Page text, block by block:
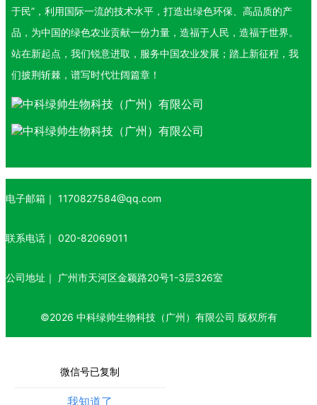
于民”，利用国际一流的技术水平，打造出绿色环保、高品质的产
品，为中国的绿色农业贡献一份力量，造福于人民，造福于世界。
站在新起点，我们锐意进取，服务中国农业发展；踏上新征程，我
们披荆斩棘，谱写时代壮阔篇章！
电子邮箱｜ 1170827584@qq.com
联系电话｜ 020-82069011
公司地址｜ 广州市天河区金颖路20号1-3层326室
©2026 中科绿帅生物科技（广州）有限公司 版权所有
微信号已复制
我知道了